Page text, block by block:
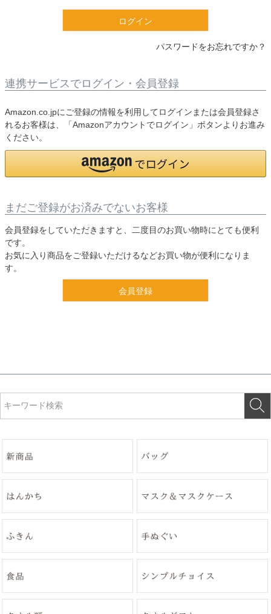
ログイン
パスワードをお忘れですか？
連携サービスでログイン・会員登録
Amazon.co.jpにご登録の情報を利用してログインまたは会員登録さ
れるお客様は、「Amazonアカウントでログイン」ボタンよりお進み
ください。
まだご登録がお済みでないお客様
会員登録をしていただきますと、二度目のお買い物時にとても便利
です。
お気に入り商品をご登録いただけるなどお買い物が便利になりま
す。
会員登録